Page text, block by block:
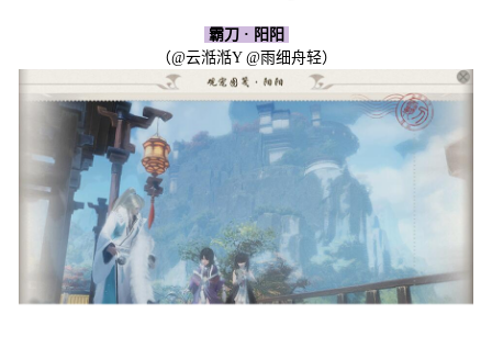
霸刀 · 阳阳
（@云湉湉Y @雨细舟轻）